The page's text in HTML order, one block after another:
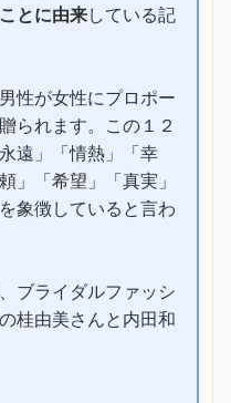
とに由来している記
性が女性にプロポー
られます。この１２
遠」「情熱」「幸
」「希望」「真実」
象徴していると言わ
ブライダルファッシ
桂由美さんと内田和